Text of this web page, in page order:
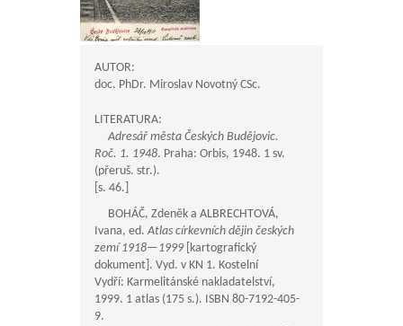
AUTOR:
doc. PhDr. Miroslav Novotný CSc.
LITERATURA:
Adresář města Českých Budějovic.
Roč. 1. 1948. Praha: Orbis, 1948. 1 sv.
(přeruš. str.).
[s. 46.]
BOHÁČ, Zdeněk a ALBRECHTOVÁ,
Ivana, ed.Atlas církevních dějin českých
zemí 1918—1999 [kartografický
dokument]. Vyd. v KN 1. Kostelní
Vydří: Karmelitánské nakladatelství,
1999. 1 atlas (175 s.). ISBN 80-7192-405-
9.